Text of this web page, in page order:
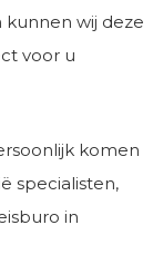
kunnen wij deze
voor u
komen
specialisten,
in